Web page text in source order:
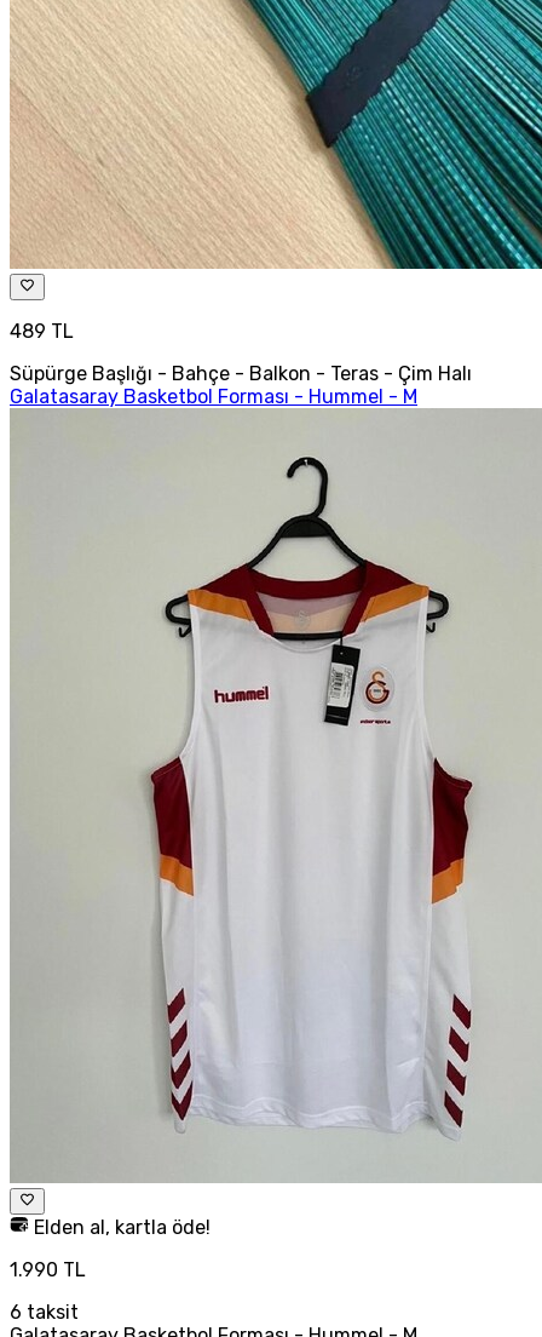
489 TL
Süpürge Başlığı - Bahçe - Balkon - Teras - Çim Halı
Galatasaray Basketbol Forması - Hummel - M
Elden al, kartla öde!
1.990 TL
6 taksit